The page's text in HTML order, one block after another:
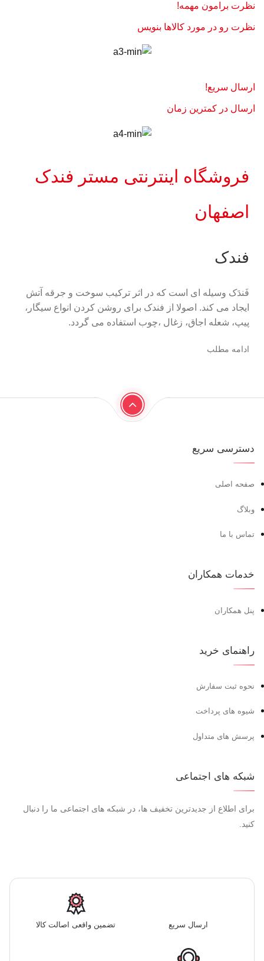
نظرت برامون مهمه!
نظرت رو در مورد کالاها بنویس
ارسال سریع!
ارسال در کمترین زمان
فروشگاه اینترنتی مستر فندک
اصفهان
فندک
فَندَک وسیله ای است که در اثر ترکیب سوخت و جرقه آتش
ایجاد می کند. اصولا از فندک برای روشن کردن انواع سیگار،
پیپ، شعله اجاق، زغال ،چوب استفاده می گردد.
ادامه مطلب
دسترسی سریع
صفحه اصلی
وبلاگ
تماس با ما
خدمات همکاران
پنل همکاران
راهنمای خرید
نحوه ثبت سفارش
شیوه های پرداخت
پرسش های متداول
شبکه های اجتماعی
برای اطلاع از جدیدترین تخفیف ها، در شبکه های اجتماعی ما را دنبال
کنید.
ارسال سریع تضمین واقعی اصالت کالا